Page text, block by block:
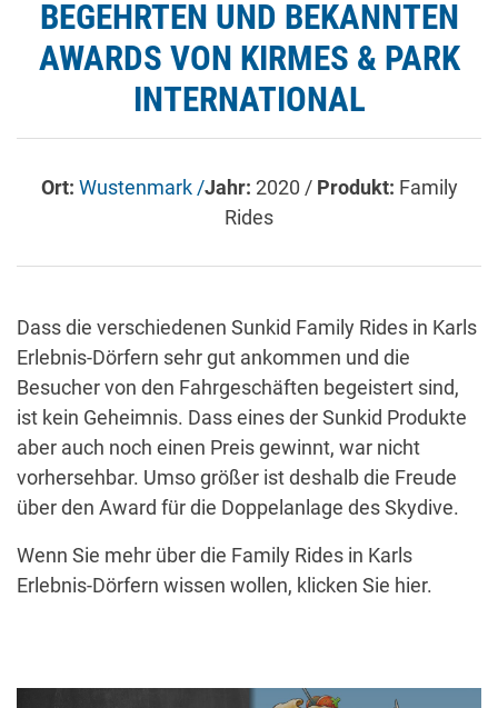
BEGEHRTEN UND BEKANNTEN
AWARDS VON KIRMES & PARK
INTERNATIONAL
Ort: Wustenmark /Jahr: 2020 / Produkt: Family
Rides
Dass die verschiedenen Sunkid Family Rides in Karls
Erlebnis-Dörfern sehr gut ankommen und die
Besucher von den Fahrgeschäften begeistert sind,
ist kein Geheimnis. Dass eines der Sunkid Produkte
aber auch noch einen Preis gewinnt, war nicht
vorhersehbar. Umso größer ist deshalb die Freude
über den Award für die Doppelanlage des Skydive.
Wenn Sie mehr über die Family Rides in Karls
Erlebnis-Dörfern wissen wollen, klicken Sie hier.